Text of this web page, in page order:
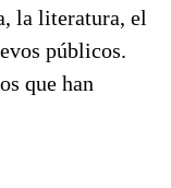
la literatura, el
públicos.
que han